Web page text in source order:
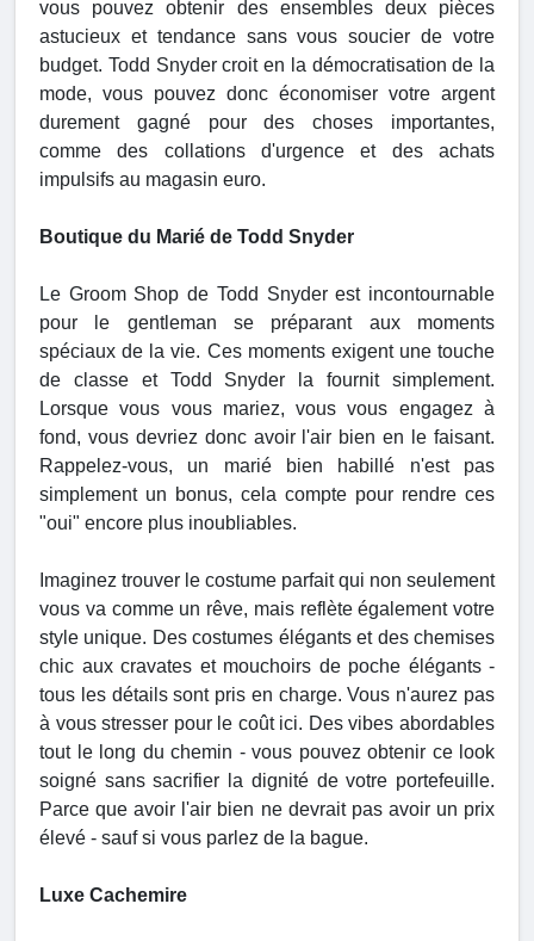
vous pouvez obtenir des ensembles deux pièces
astucieux et tendance sans vous soucier de votre
budget. Todd Snyder croit en la démocratisation de la
mode, vous pouvez donc économiser votre argent
durement gagné pour des choses importantes,
comme des collations d'urgence et des achats
impulsifs au magasin euro.
Boutique du Marié de Todd Snyder
Le Groom Shop de Todd Snyder est incontournable
pour le gentleman se préparant aux moments
spéciaux de la vie. Ces moments exigent une touche
de classe et Todd Snyder la fournit simplement.
Lorsque vous vous mariez, vous vous engagez à
fond, vous devriez donc avoir l'air bien en le faisant.
Rappelez-vous, un marié bien habillé n'est pas
simplement un bonus, cela compte pour rendre ces
"oui" encore plus inoubliables.
Imaginez trouver le costume parfait qui non seulement
vous va comme un rêve, mais reflète également votre
style unique. Des costumes élégants et des chemises
chic aux cravates et mouchoirs de poche élégants -
tous les détails sont pris en charge. Vous n'aurez pas
à vous stresser pour le coût ici. Des vibes abordables
tout le long du chemin - vous pouvez obtenir ce look
soigné sans sacrifier la dignité de votre portefeuille.
Parce que avoir l'air bien ne devrait pas avoir un prix
élevé - sauf si vous parlez de la bague.
Luxe Cachemire